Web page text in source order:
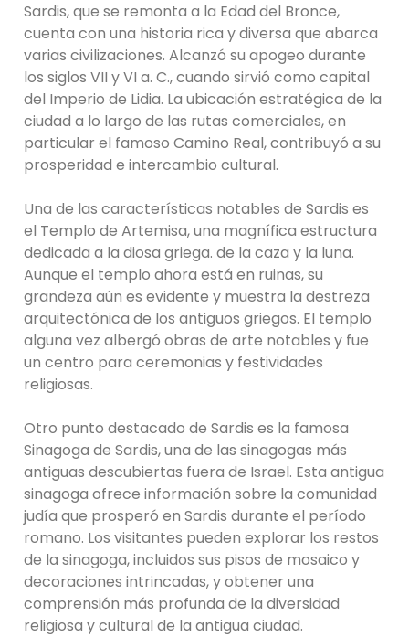
Sardis, que se remonta a la Edad del Bronce,
cuenta con una historia rica y diversa que abarca
varias civilizaciones. Alcanzó su apogeo durante
los siglos VII y VI a. C., cuando sirvió como capital
del Imperio de Lidia. La ubicación estratégica de la
ciudad a lo largo de las rutas comerciales, en
particular el famoso Camino Real, contribuyó a su
prosperidad e intercambio cultural.
Una de las características notables de Sardis es
el Templo de Artemisa, una magnífica estructura
dedicada a la diosa griega. de la caza y la luna.
Aunque el templo ahora está en ruinas, su
grandeza aún es evidente y muestra la destreza
arquitectónica de los antiguos griegos. El templo
alguna vez albergó obras de arte notables y fue
un centro para ceremonias y festividades
religiosas.
Otro punto destacado de Sardis es la famosa
Sinagoga de Sardis, una de las sinagogas más
antiguas descubiertas fuera de Israel. Esta antigua
sinagoga ofrece información sobre la comunidad
judía que prosperó en Sardis durante el período
romano. Los visitantes pueden explorar los restos
de la sinagoga, incluidos sus pisos de mosaico y
decoraciones intrincadas, y obtener una
comprensión más profunda de la diversidad
religiosa y cultural de la antigua ciudad.